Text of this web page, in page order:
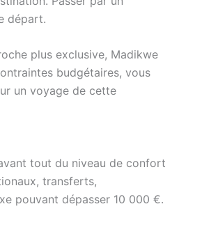
départ.
plus exclusive, Madikwe
budgétaires, vous
un voyage de cette
tout du niveau de confort
transferts,
pouvant dépasser 10 000 €.